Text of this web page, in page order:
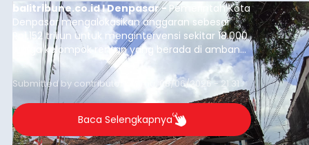
balitribune.co.id I Denpasar - Pemerintah Kota
Denpasar mengalokasikan anggaran sebesar
Rp1,152 triliun untuk mengintervensi sekitar 18.000
warga kelompok rentan yang berada di ambang
garis kemiskinan. Langkah strategis ini diambil
guna menjaga masyarakat yang berada pada
kelompok desil 5 dan 6 tersebut agar tidak
merosot ke kategori miskin.
Submitted by contributor Thu, 08/06/2026 - 21:31
Baca Selengkapnya